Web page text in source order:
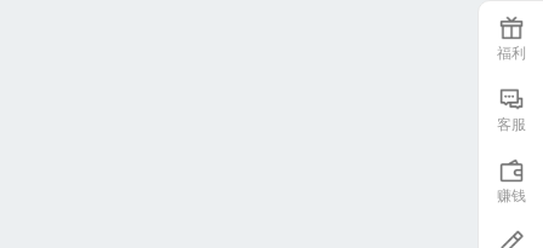
福利
客服
赚钱